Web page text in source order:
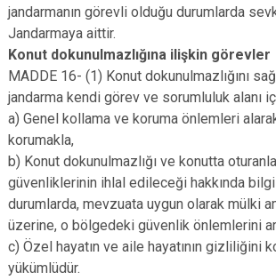
jandarmanın görevli olduğu durumlarda
Jandarmaya aittir.
Konut dokunulmazlığına ilişkin görevler
MADDE 16- (1) Konut dokunulmazlığını
jandarma kendi görev ve sorumluluk alanı
a) Genel kollama ve koruma önlemleri
korumakla,
b) Konut dokunulmazlığı ve konutta
güvenliklerinin ihlal edileceği hakkında
durumlarda, mevzuata uygun olarak mülki
üzerine, o bölgedeki güvenlik önlemlerini
c) Özel hayatın ve aile hayatının gizliliğini
yükümlüdür.